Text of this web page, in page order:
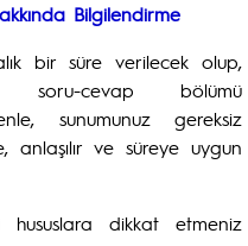
Bilgilendirme
bir süre verilecek olup,
soru-cevap bölümü
sunumunuz gereksiz
anlaşılır ve süreye uygun
hususlara dikkat etmeniz